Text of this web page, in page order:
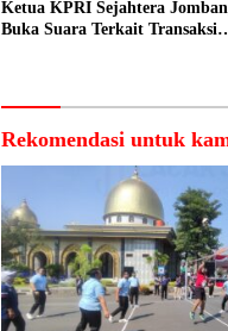
Ketua KPRI Sejahtera
Buka Suara Terkait Transaksi
Rekomendasi untuk